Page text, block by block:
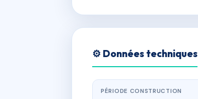
⚙️ Données techniques
PÉRIODE CONSTRUCTION